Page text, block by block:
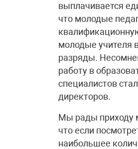
выплачивается
что молодые
молодые учителя
разряды.
работу в
специалистов
директоров.
Мы рады приходу
что если
наибольшее